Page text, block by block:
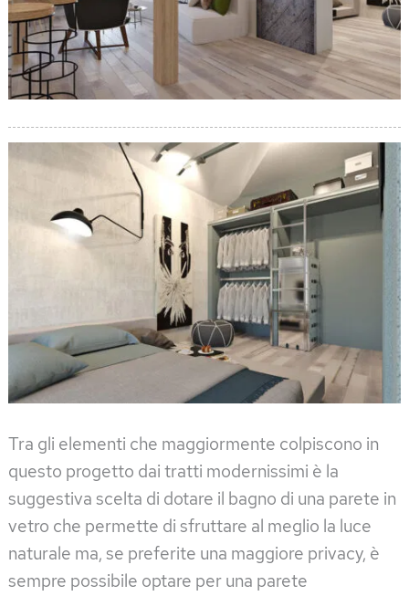
Tra gli elementi che maggiormente colpiscono in
questo progetto dai tratti modernissimi è la
suggestiva scelta di dotare il bagno di una parete in
vetro che permette di sfruttare al meglio la luce
naturale ma, se preferite una maggiore privacy, è
sempre possibile optare per una parete